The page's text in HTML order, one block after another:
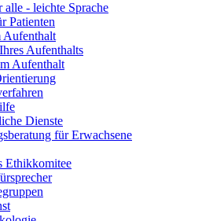
alle - leichte Sprache
Patienten
Aufenthalt
Aufenthalts
Aufenthalt
Dienste
für Erwachsene
Ethikkomitee